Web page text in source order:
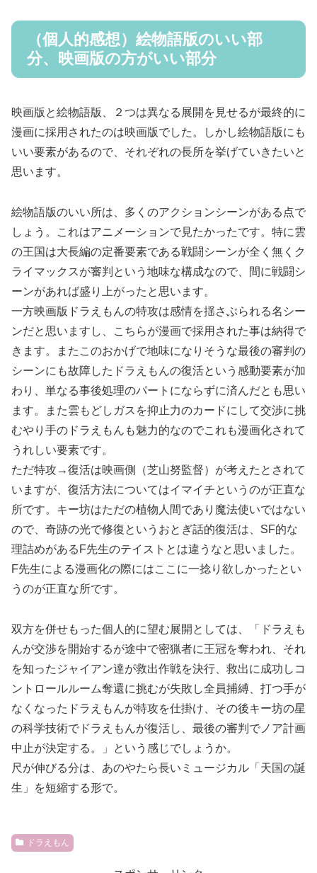
（個人的感想）絵物語版のいい部
分、映画版の方がいい部分
映画版と絵物語版、２つは異なる展開を見せるが最終的に
漫画に採用されたのは映画版でした。しかし絵物語版にも
いい要素があるので、それぞれの長所を挙げていきたいと
思います。
絵物語版のいい所は、多くのアクションシーンがある点で
しょう。これはアニメーションで見たかったです。特に雲
の王国は大長編の定番要素である戦闘シーンが全く無くク
ライマックスが審判という地味な構成なので、間に戦闘シ
ーンがあれば盛り上がったと思います。
一方映画版ドラえもんの特攻は感情を揺さぶられる名シー
ンだと思いますし、こちらが漫画で採用された事は納得で
きます。またこのおかげで地味になりそうな最後の審判の
シーンにも故障したドラえもんの復活という感動要素が加
わり、単なる事後処理のパートにならずに済んだとも思い
ます。また雲もどしガスを抑止力のカードにして交渉に挑
むやり手のドラえもんも魅力的なのでこれも漫画化されて
うれしい要素です。
ただ特攻→復活は映画側（芝山努監督）が考えたとされて
いますが、復活方法についてはイマイチというのが正直な
所です。キー坊はただの植物人間であり魔法使いではない
ので、奇跡の光で修復というおとぎ話的復活は、SF的な
理詰めがあるF先生のテイストとは違うなと思いました。
F先生による漫画化の際にはここに一捻り欲しかったとい
うのが正直な所です。
双方を併せもった個人的に望む展開としては、「ドラえも
んが交渉を開始するが途中で密猟者に王冠を奪われ、それ
を知ったジャイアン達が救出作戦を決行、救出に成功しコ
ントロールルーム奪還に挑むが失敗し全員捕縛、打つ手が
なくなったドラえもんが特攻を仕掛け、その後キー坊の星
の科学技術でドラえもんが復活し、最後の審判でノア計画
中止が決定する。」という感じでしょうか。
尺が伸びる分は、あのやたら長いミュージカル「天国の誕
生」を短縮する形で。
ドラえもん